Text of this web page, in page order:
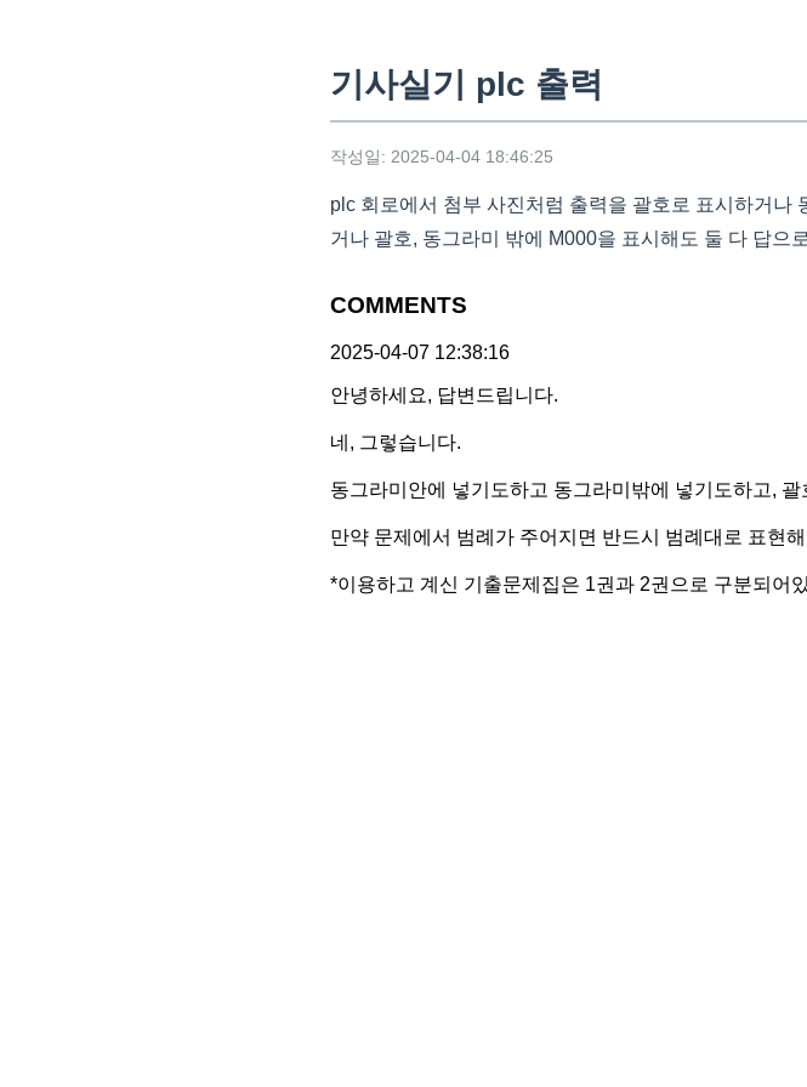
기사실기 plc 출력
작성일: 2025-04-04 18:46:25
plc 회로에서 첨부 사진처럼 출력을 괄호로 표시하거나
거나 괄호, 동그라미 밖에 M000을 표시해도 둘 다 답으
COMMENTS
2025-04-07 12:38:16
안녕하세요, 답변드립니다.
네, 그렇습니다.
동그라미안에 넣기도하고 동그라미밖에 넣기도하고,
만약 문제에서 범례가 주어지면 반드시 범례대로 표현
*이용하고 계신 기출문제집은 1권과 2권으로 구분되어